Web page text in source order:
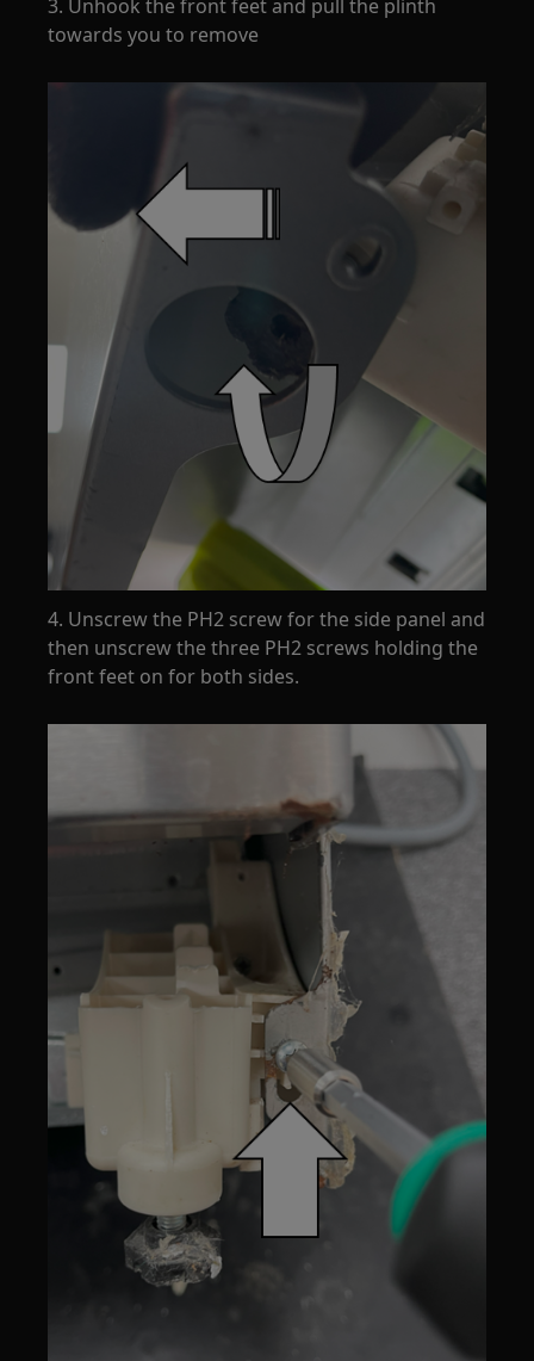
3. Unhook the front feet and pull the plinth
towards you to remove
4. Unscrew the PH2 screw for the side panel and
then unscrew the three PH2 screws holding the
front feet on for both sides.